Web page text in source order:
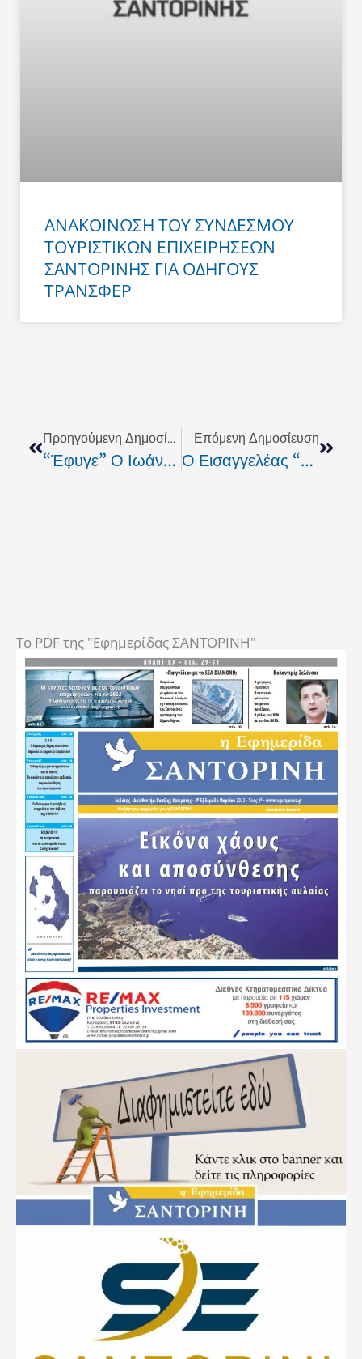
ΑΝΑΚΟΙΝΩΣΗ ΤΟΥ ΣΥΝΔΕΣΜΟΥ
ΤΟΥΡΙΣΤΙΚΩΝ ΕΠΙΧΕΙΡΗΣΕΩΝ
ΣΑΝΤΟΡΙΝΗΣ ΓΙΑ ΟΔΗΓΟΥΣ
ΤΡΑΝΣΦΕΡ
Προηγούμενη Δημοσίευση
“Έφυγε” Ο Ιωάννης Συρίγος Από Την Οία
Επόμενη Δημοσίευση
Ο Εισαγγελέας “προσγείωσε” Τα Ελικόπτερα
To PDF της "Εφημερίδας ΣΑΝΤΟΡΙΝΗ"